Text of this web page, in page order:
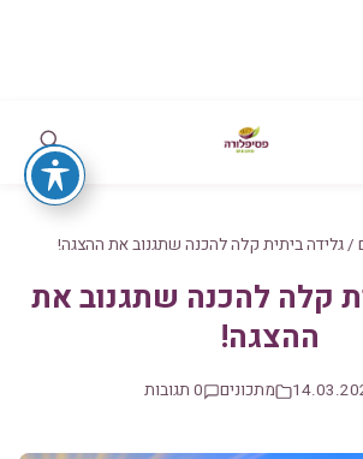
/גלידה ביתית קלה להכנה שתגנוב את ההצגה!
קלה להכנה שתגנוב את
ההצגה!
מתכונים 0 תגובות